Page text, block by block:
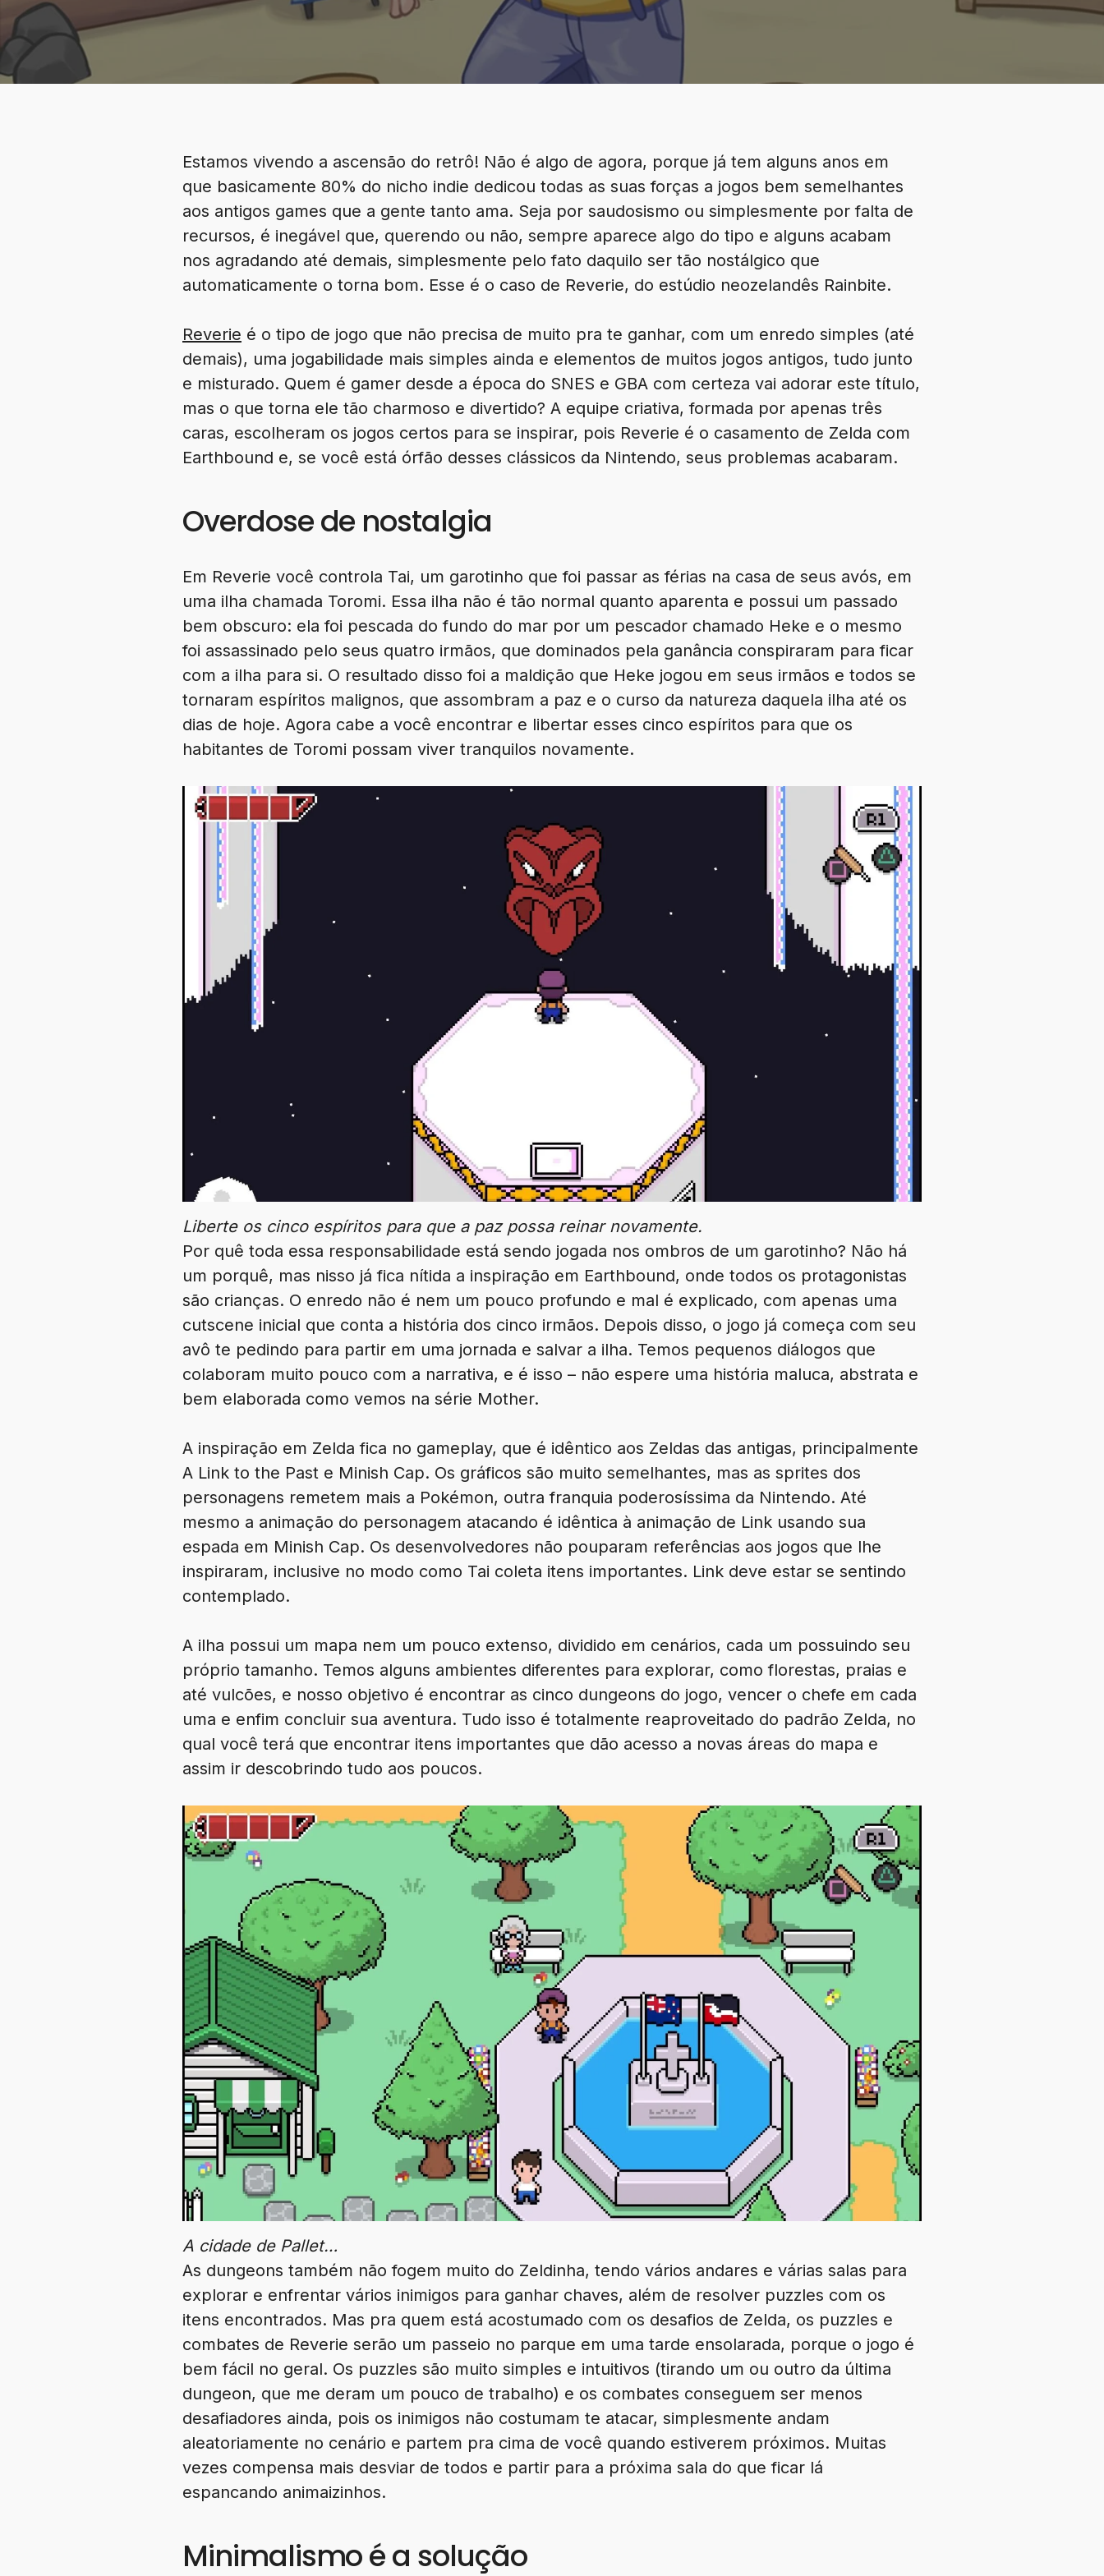
Estamos vivendo a ascensão do retrô! Não é algo de agora, porque já tem alguns anos em
que basicamente 80% do nicho indie dedicou todas as suas forças a jogos bem semelhantes
aos antigos games que a gente tanto ama. Seja por saudosismo ou simplesmente por falta de
recursos, é inegável que, querendo ou não, sempre aparece algo do tipo e alguns acabam
nos agradando até demais, simplesmente pelo fato daquilo ser tão nostálgico que
automaticamente o torna bom. Esse é o caso de Reverie, do estúdio neozelandês Rainbite.
Reverie é o tipo de jogo que não precisa de muito pra te ganhar, com um enredo simples (até
demais), uma jogabilidade mais simples ainda e elementos de muitos jogos antigos, tudo junto
e misturado. Quem é gamer desde a época do SNES e GBA com certeza vai adorar este título,
mas o que torna ele tão charmoso e divertido? A equipe criativa, formada por apenas três
caras, escolheram os jogos certos para se inspirar, pois Reverie é o casamento de Zelda com
Earthbound e, se você está órfão desses clássicos da Nintendo, seus problemas acabaram.
Overdose de nostalgia
Em Reverie você controla Tai, um garotinho que foi passar as férias na casa de seus avós, em
uma ilha chamada Toromi. Essa ilha não é tão normal quanto aparenta e possui um passado
bem obscuro: ela foi pescada do fundo do mar por um pescador chamado Heke e o mesmo
foi assassinado pelo seus quatro irmãos, que dominados pela ganância conspiraram para ficar
com a ilha para si. O resultado disso foi a maldição que Heke jogou em seus irmãos e todos se
tornaram espíritos malignos, que assombram a paz e o curso da natureza daquela ilha até os
dias de hoje. Agora cabe a você encontrar e libertar esses cinco espíritos para que os
habitantes de Toromi possam viver tranquilos novamente.
Liberte os cinco espíritos para que a paz possa reinar novamente.
Por quê toda essa responsabilidade está sendo jogada nos ombros de um garotinho? Não há
um porquê, mas nisso já fica nítida a inspiração em Earthbound, onde todos os protagonistas
são crianças. O enredo não é nem um pouco profundo e mal é explicado, com apenas uma
cutscene inicial que conta a história dos cinco irmãos. Depois disso, o jogo já começa com seu
avô te pedindo para partir em uma jornada e salvar a ilha. Temos pequenos diálogos que
colaboram muito pouco com a narrativa, e é isso – não espere uma história maluca, abstrata e
bem elaborada como vemos na série Mother.
A inspiração em Zelda fica no gameplay, que é idêntico aos Zeldas das antigas, principalmente
A Link to the Past e Minish Cap. Os gráficos são muito semelhantes, mas as sprites dos
personagens remetem mais a Pokémon, outra franquia poderosíssima da Nintendo. Até
mesmo a animação do personagem atacando é idêntica à animação de Link usando sua
espada em Minish Cap. Os desenvolvedores não pouparam referências aos jogos que lhe
inspiraram, inclusive no modo como Tai coleta itens importantes. Link deve estar se sentindo
contemplado.
A ilha possui um mapa nem um pouco extenso, dividido em cenários, cada um possuindo seu
próprio tamanho. Temos alguns ambientes diferentes para explorar, como florestas, praias e
até vulcões, e nosso objetivo é encontrar as cinco dungeons do jogo, vencer o chefe em cada
uma e enfim concluir sua aventura. Tudo isso é totalmente reaproveitado do padrão Zelda, no
qual você terá que encontrar itens importantes que dão acesso a novas áreas do mapa e
assim ir descobrindo tudo aos poucos.
A cidade de Pallet…
As dungeons também não fogem muito do Zeldinha, tendo vários andares e várias salas para
explorar e enfrentar vários inimigos para ganhar chaves, além de resolver puzzles com os
itens encontrados. Mas pra quem está acostumado com os desafios de Zelda, os puzzles e
combates de Reverie serão um passeio no parque em uma tarde ensolarada, porque o jogo é
bem fácil no geral. Os puzzles são muito simples e intuitivos (tirando um ou outro da última
dungeon, que me deram um pouco de trabalho) e os combates conseguem ser menos
desafiadores ainda, pois os inimigos não costumam te atacar, simplesmente andam
aleatoriamente no cenário e partem pra cima de você quando estiverem próximos. Muitas
vezes compensa mais desviar de todos e partir para a próxima sala do que ficar lá
espancando animaizinhos.
Minimalismo é a solução